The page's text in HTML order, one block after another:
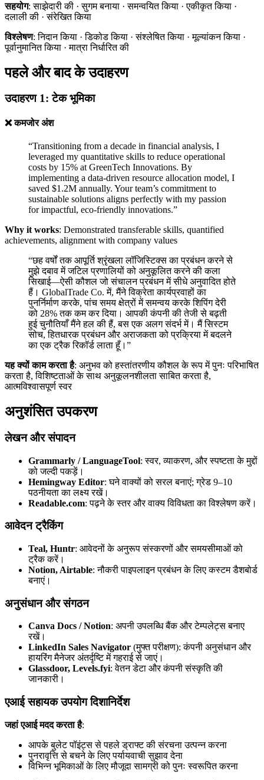
सहयोग: साझेदारी की · सुगम बनाया · समन्वयित किया · एकीकृत किया ·
दलाली की · संरेखित किया
विश्लेषण: निदान किया · डिकोड किया · संश्लेषित किया · मूल्यांकन किया ·
पूर्वानुमानित किया · मात्रा निर्धारित की
पहले और बाद के उदाहरण
उदाहरण 1: टेक भूमिका
❌ कमजोर अंश
“Transitioning from a decade in financial analysis, I
leveraged my quantitative skills to reduce operational
costs by 15% at GreenTech Innovations. By
implementing a data-driven resource allocation model, I
saved $1.2M annually. Your team’s commitment to
sustainable solutions aligns perfectly with my passion
for impactful, eco-friendly innovations.”
Why it works: Demonstrated transferable skills, quantified
achievements, alignment with company values
“छह वर्षों तक आपूर्ति श्रृंखला लॉजिस्टिक्स का प्रबंधन करने से
मुझे दबाव में जटिल प्रणालियों को अनुकूलित करने की कला
सिखाई—ऐसी कौशल जो संचालन प्रबंधन में सीधे अनुवादित होते
हैं। GlobalTrade Co. में, मैंने विक्रेता कार्यप्रवाहों का
पुनर्निर्माण करके, पांच समय क्षेत्रों में समन्वय करके शिपिंग देरी
को 28% तक कम कर दिया। आपकी कंपनी की तेजी से बढ़ती
हुई चुनौतियाँ मैंने हल की हैं, बस एक अलग संदर्भ में। मैं सिस्टम
सोच, हितधारक प्रबंधन और अराजकता को प्रक्रिया में बदलने
का एक ट्रैक रिकॉर्ड लाता हूँ।”
यह क्यों काम करता है: अनुभव को हस्तांतरणीय कौशल के रूप में पुनः परिभाषित
करता है, विशिष्टताओं के साथ अनुकूलनशीलता साबित करता है,
आत्मविश्वासपूर्ण स्वर
अनुशंसित उपकरण
लेखन और संपादन
Grammarly / LanguageTool: स्वर, व्याकरण, और स्पष्टता के मुद्दों
को जल्दी पकड़ें।
Hemingway Editor: घने वाक्यों को सरल बनाएं; ग्रेड 9–10
पठनीयता का लक्ष्य रखें।
Readable.com: पढ़ने के स्तर और वाक्य विविधता का विश्लेषण करें।
आवेदन ट्रैकिंग
Teal, Huntr: आवेदनों के अनुरूप संस्करणों और समयसीमाओं को
ट्रैक करें।
Notion, Airtable: नौकरी पाइपलाइन प्रबंधन के लिए कस्टम डैशबोर्ड
बनाएं।
अनुसंधान और संगठन
Canva Docs / Notion: अपनी उपलब्धि बैंक और टेम्पलेट्स बनाए
रखें।
LinkedIn Sales Navigator (मुफ्त परीक्षण): कंपनी अनुसंधान और
हायरिंग मैनेजर अंतर्दृष्टि में गहराई से जाएं।
Glassdoor, Levels.fyi: वेतन डेटा और कंपनी संस्कृति की
जानकारी।
एआई सहायक उपयोग दिशानिर्देश
जहां एआई मदद करता है:
आपके बुलेट पॉइंट्स से पहले ड्राफ्ट की संरचना उत्पन्न करना
पुनरावृत्ति से बचने के लिए पर्यायवाची सुझाव देना
विभिन्न भूमिकाओं के लिए मौजूदा सामग्री को पुनः स्वरूपित करना